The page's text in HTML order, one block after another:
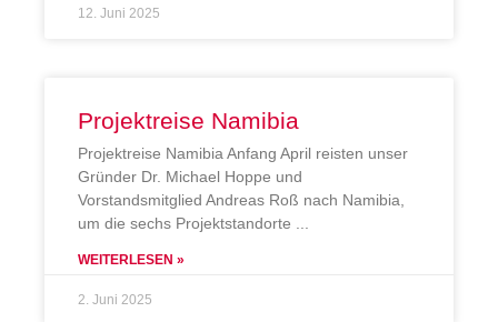
12. Juni 2025
Projektreise Namibia
Projektreise Namibia Anfang April reisten unser
Gründer Dr. Michael Hoppe und
Vorstandsmitglied Andreas Roß nach Namibia,
um die sechs Projektstandorte
WEITERLESEN »
2. Juni 2025